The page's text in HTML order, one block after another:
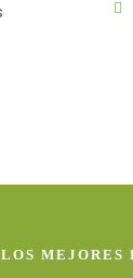
LOS MEJORES